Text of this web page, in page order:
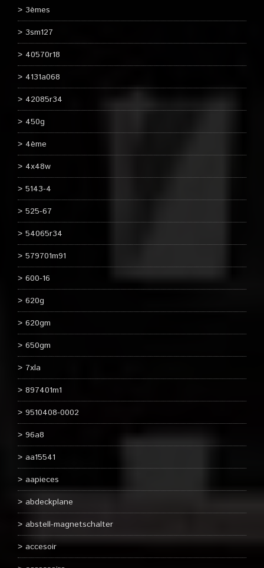
3èmes
3sm127
40570r18
4131a068
42085r34
450g
4ème
4x48w
5143-4
525-67
54065r34
579701m91
600-16
620g
620gm
650gm
7xla
897401m1
9510408-0002
96a8
aa15541
aapieces
abdeckplane
abstell-magnetschalter
accesoir